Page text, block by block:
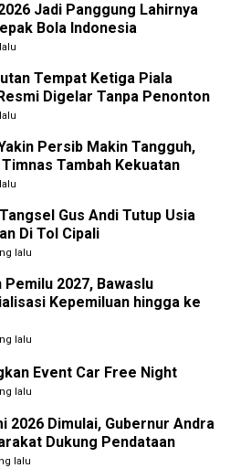
Jadi Panggung Lahirnya
Bola Indonesia
Tempat Ketiga Piala
Digelar Tanpa Penonton
Persib Makin Tangguh,
Tambah Kekuatan
Gus Andi Tutup Usia
Di Tol Cipali
lalu
2027, Bawaslu
Kepemiluan hingga ke
lalu
Event Car Free Night
lalu
2026 Dimulai, Gubernur Andra
Dukung Pendataan
lalu